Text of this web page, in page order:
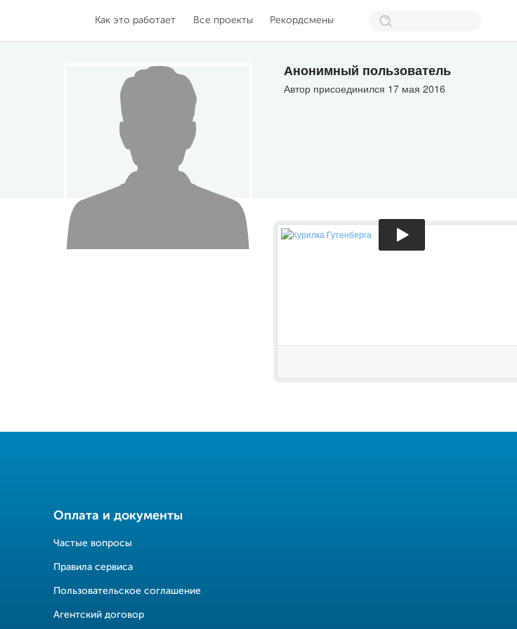
Как это работает Все проекты Рекордсмены
Анонимный пользователь
Автор присоединился 17 мая 2016
Оплата и документы
Частые вопросы
Правила сервиса
Пользовательское соглашение
Агентский договор